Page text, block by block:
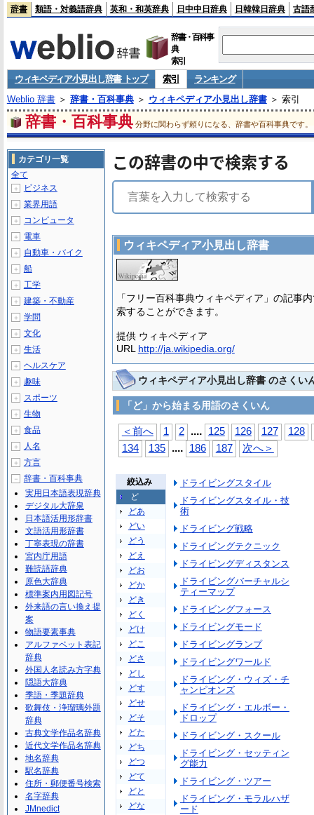
辞書 類語・対義語辞典 英和・和英辞典 日中中日辞典 日韓韓日辞典 古語
辞書・百科事
典
索引
ウィキペディア小見出し辞書 トップ 索引
ランキング
Weblio 辞書＞ 辞書・百科事典＞ ウィキペディア小見出し辞書＞ 索引
辞書・百科事典 分野に関わらず頼りになる、辞書や百科事典です。
この辞書の中で検索する
ウィキペディア小見出し辞書
「フリー百科事典ウィキペディア」の記事
索することができます。
提供 ウィキペディア
URL http://ja.wikipedia.org/
ウィキペディア小見出し辞書 のさくい
「ど」から始まる用語のさくいん
＜前へ 1 2 .... 125 126 127
128
134
135 .... 186 187 次へ＞
絞込み
ど
どあ
どい
どう
どえ
どお
どか
どき
どく
どけ
どこ
どさ
どし
どす
どせ
どそ
どた
どち
どつ
どて
どと
どな
ドライビングスタイル
ドライビングスタイル・技
術
ドライビング戦略
ドライビングテクニック
ドライビングディスタンス
ドライビングバーチャルシ
ティーマップ
ドライビングフォース
ドライビングモード
ドライビングランプ
ドライビングワールド
ドライビング・ウィズ・チ
ャンピオンズ
ドライビング・エルボー・
ドロップ
ドライビング・スクール
ドライビング・セッティン
グ能力
ドライビング・ツアー
ドライビング・モラルハザ
ード
カテゴリ一覧
全て
＋ ビジネス
＋ 業界用語
＋ コンピュータ
＋ 電車
＋ 自動車・バイク
＋ 船
＋ 工学
＋ 建築・不動産
＋ 学問
＋ 文化
＋ 生活
＋ ヘルスケア
＋ 趣味
＋ スポーツ
＋ 生物
＋ 食品
＋ 人名
＋ 方言
－
辞書・百科事典
実用日本語表現辞典
デジタル大辞泉
日本語活用形辞書
文語活用形辞書
丁寧表現の辞書
宮内庁用語
難読語辞典
原色大辞典
標準案内用図記号
外来語の言い換え提
案
物語要素事典
アルファベット表記
辞典
外国人名読み方字典
隠語大辞典
季語・季題辞典
歌舞伎・浄瑠璃外題
辞典
古典文学作品名辞典
近代文学作品名辞典
地名辞典
駅名辞典
住所・郵便番号検索
名字辞典
JMnedict